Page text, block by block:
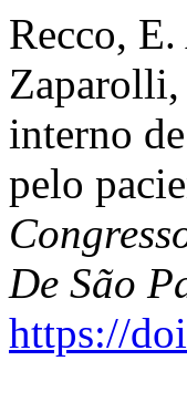
Recco,
interno
pelo
De São
https://